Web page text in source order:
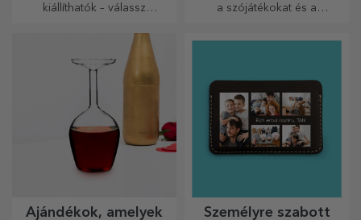
kiállíthatók – válassz
a szójátékokat és a
Ajándékok, amelyek
Személyre szabott